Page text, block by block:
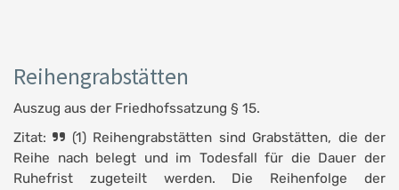
Reihengrabstätten
Auszug aus der Friedhofssatzung § 15.
Zitat:
(1) Reihengrabstätten sind Grabstätten, die der
Reihe nach belegt und im Todesfall für die Dauer der
Ruhefrist zugeteilt werden. Die Reihenfolge der